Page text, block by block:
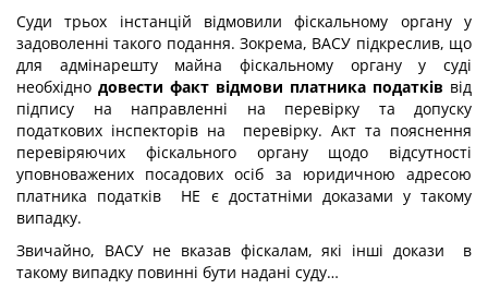
Суди трьох інстанцій відмовили фіскальному органу у
задоволенні такого подання. Зокрема, ВАСУ підкреслив, що
для адмінарешту майна фіскальному органу у суді
необхідно довести факт відмови платника податків від
підпису на направленні на перевірку та допуску
податкових інспекторів на перевірку. Акт та пояснення
перевіряючих фіскального органу щодо відсутності
уповноважених посадових осіб за юридичною адресою
платника податків НЕ є достатніми доказами у такому
випадку.
Звичайно, ВАСУ не вказав фіскалам, які інші докази в
такому випадку повинні бути надані суду…